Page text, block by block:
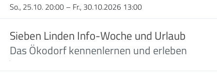
So., 25.10. 20:00 – Fr., 30.10.2026 13:00
Sieben Linden Info-Woche und Urlaub
Das Ökodorf kennenlernen und erleben